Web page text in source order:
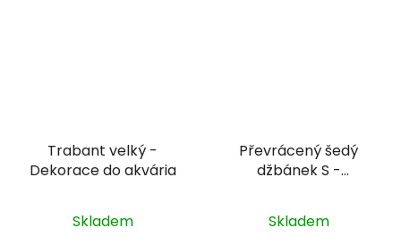
Trabant velký -
Dekorace do akvária
Skladem
Převrácený šedý
džbánek S -
Skladem